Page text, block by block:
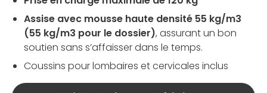
Assise avec mousse haute densité 55 kg/m3
(55 kg/m3 pour le dossier), assurant un bon
soutien sans s’affaisser dans le temps.
Coussins pour lombaires et cervicales inclus